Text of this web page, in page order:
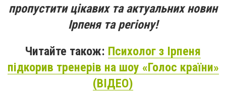
пропустити цікавих та актуальних новин
Ірпеня та регіону!
Читайте також: Психолог з Ірпеня
підкорив тренерів на шоу «Голос країни»
(ВІДЕО)